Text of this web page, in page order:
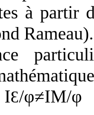
à partir
Rameau).
IƐ/φ≠IM/φ